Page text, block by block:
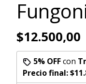
$12.500,00
5% OFFcon
Precio final: